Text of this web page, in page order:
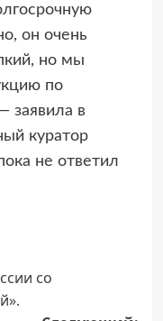
он очень
но мы
по
заявила в
куратор
не ответил
со